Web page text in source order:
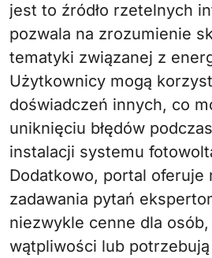
jest to źródło rzetelnych
pozwala na zrozumienie
tematyki związanej z
Użytkownicy mogą
doświadczeń innych, co
uniknięciu błędów
instalacji systemu
Dodatkowo, portal oferuje
zadawania pytań
niezwykle cenne dla
wątpliwości lub